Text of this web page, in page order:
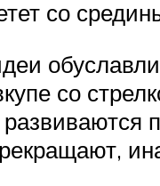
со
со